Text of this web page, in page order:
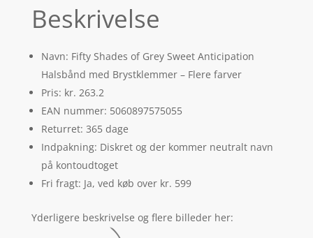
Beskrivelse
Navn: Fifty Shades of Grey Sweet Anticipation
Halsbånd med Brystklemmer – Flere farver
Pris: kr. 263.2
EAN nummer: 5060897575055
Returret: 365 dage
Indpakning: Diskret og der kommer neutralt navn
på kontoudtoget
Fri fragt: Ja, ved køb over kr. 599
Yderligere beskrivelse og flere billeder her: